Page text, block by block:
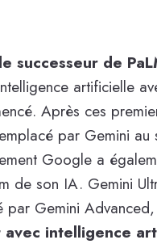
successeur de
artificielle
Après ces
par Gemini au
Google a
de son IA. Gemini
par Gemini
avec intelligence